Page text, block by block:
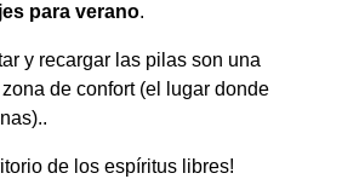
para verano.
y recargar las pilas son una
de confort (el lugar donde
de los espíritus libres!